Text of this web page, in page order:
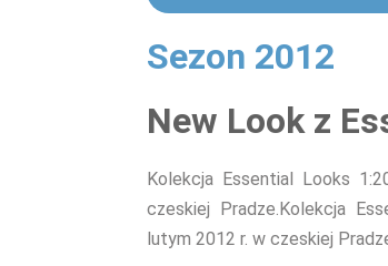
Sezon 2012
New Look z
Kolekcja Essential Looks
czeskiej Pradze.Kolekcja
lutym 2012 r. w czeskiej